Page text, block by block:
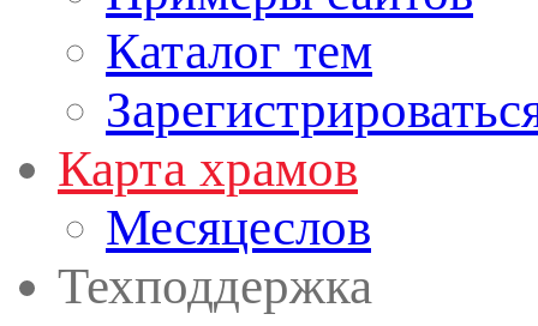
Каталог тем
Карта храмов
Месяцеслов
Техподдержка